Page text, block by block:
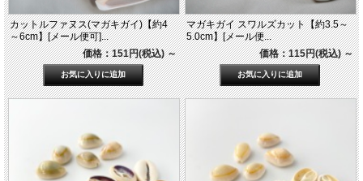
カットルファヌス(マガキガイ)【約4
～6cm】[メール便可]...
価格：151円(税込)～
マガキガイ スワルズカット【約3.5～
5.0cm】[メール便...
価格：115円(税込)～